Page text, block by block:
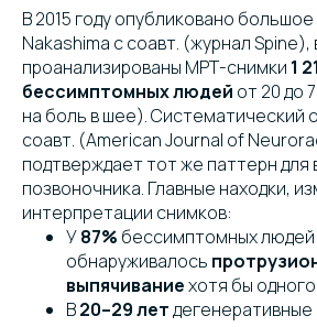
В 2015 году опубликовано
Nakashima с соавт. (журнал
проанализированы МРТ-снимки 1
бессимптомных людей от 20 до
на боль в шее). Систематический
соавт. (American Journal of
подтверждает тот же паттерн для
позвоночника. Главные находки,
интерпретации снимков:
У87% бессимптомных людей
обнаруживалось
выпячиваниехотя бы
В20–29 лет